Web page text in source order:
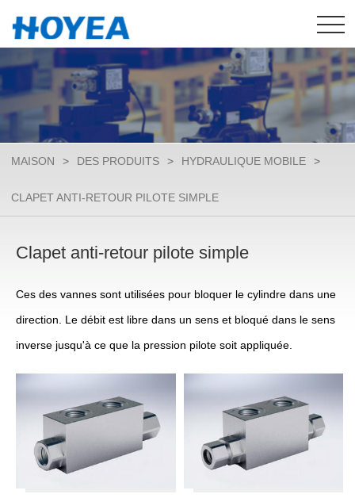
MAISON > DES PRODUITS > HYDRAULIQUE MOBILE >
CLAPET ANTI-RETOUR PILOTE SIMPLE
Clapet anti-retour pilote simple
Ces des vannes sont utilisées pour bloquer le cylindre dans une
direction. Le débit est libre dans un sens et bloqué dans le sens
inverse jusqu'à ce que la pression pilote soit appliquée.